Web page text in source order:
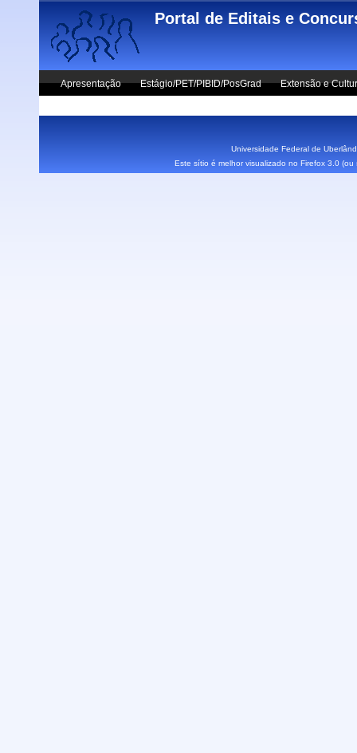
Skip to main content
Portal de Editais e
Apresentação Estágio/PET/PIBID/PosGrad Extensão e
Universidade Federal de
Este sítio é melhor visualizado no Firefox 3.0